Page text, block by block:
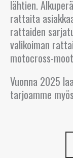
lähtien.
rattaita
rattaiden
valikoiman
motocross-
Vuonna 2025
tarjoamme
IRLANTI
ISLANTI
ITÄVALTA